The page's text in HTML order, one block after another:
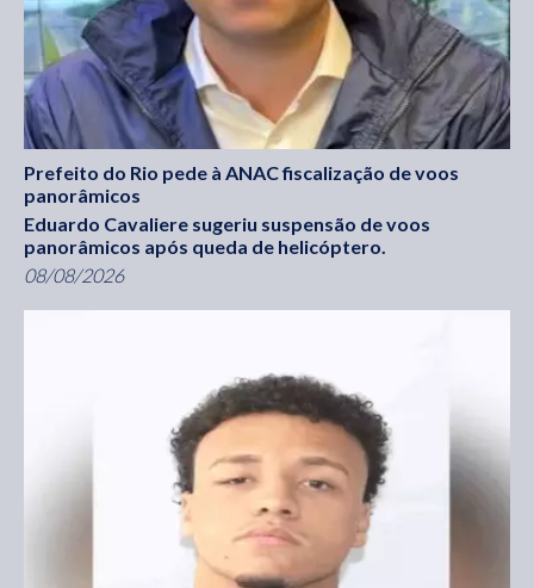
Prefeito do Rio pede à ANAC fiscalização de voos
panorâmicos
Eduardo Cavaliere sugeriu suspensão de voos
panorâmicos após queda de helicóptero.
08/08/2026